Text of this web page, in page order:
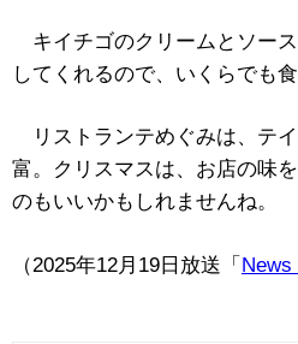
キイチゴのクリームとソー
してくれるので、いくらでも
リストランテめぐみは、テ
富。クリスマスは、お店の味
のもいいかもしれませんね。
（2025年12月19日放送「 News